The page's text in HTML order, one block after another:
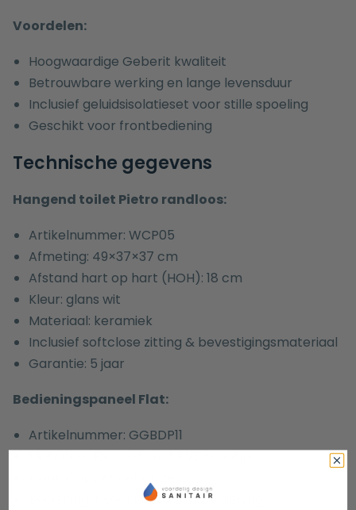
Voordelen:
Hoogwaardige Geberit kwaliteit
Betrouwbare werking en lange levensduur
Inclusief geluidsisolatieset voor stille spoeling
Geschikt voor frontbediening
Technische gegevens
Hangend toilet Pietro randloos:
Artikelnummer: WCP05
Afmeting: 49×37×37 cm
Afstand hart op hart (HOH): 18 cm
Kleur: glans wit
Materiaal: keramiek
Inclusief softclose zitting & bevestigingsmateriaal
Garantie: 5 jaar
Bedieningspaneel Flat:
Artikelnummer: GGBDP11
Materiaal: RVS 304 met PVD-coating
Kleur: Copper geborsteld
Bediening: tweeknops, frontbediening